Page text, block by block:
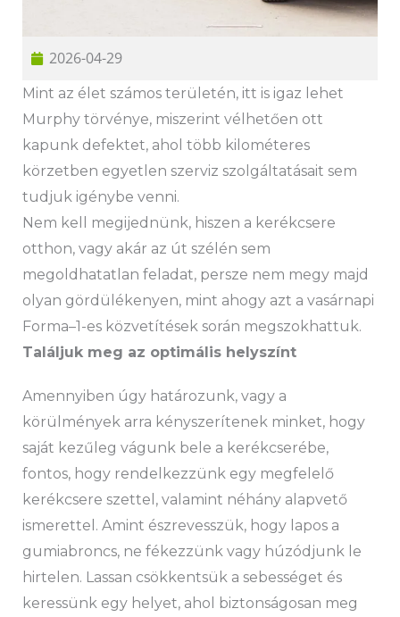
2026-04-29
Mint az élet számos területén, itt is igaz lehet
Murphy törvénye, miszerint vélhetően ott
kapunk defektet, ahol több kilométeres
körzetben egyetlen szerviz szolgáltatásait sem
tudjuk igénybe venni.
Nem kell megijednünk, hiszen a kerékcsere
otthon, vagy akár az út szélén sem
megoldhatatlan feladat, persze nem megy majd
olyan gördülékenyen, mint ahogy azt a vasárnapi
Forma–1-es közvetítések során megszokhattuk.
Találjuk meg az optimális helyszínt
Amennyiben úgy határozunk, vagy a
körülmények arra kényszerítenek minket, hogy
saját kezűleg vágunk bele a kerékcserébe,
fontos, hogy rendelkezzünk egy megfelelő
kerékcsere szettel, valamint néhány alapvető
ismerettel. Amint észrevesszük, hogy lapos a
gumiabroncs, ne fékezzünk vagy húzódjunk le
hirtelen. Lassan csökkentsük a sebességet és
keressünk egy helyet, ahol biztonságosan meg